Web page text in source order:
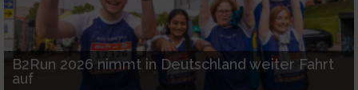
B2Run 2026 nimmt in Deutschland weiter Fahrt
auf